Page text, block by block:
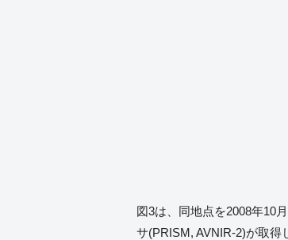
図3は、同地点を2008年10
サ(PRISM, AVNIR-2)が取得